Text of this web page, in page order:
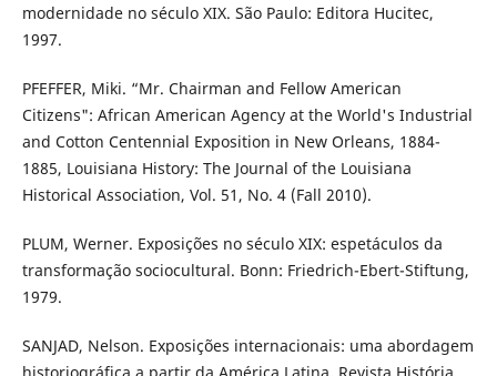
modernidade no século XIX. São Paulo: Editora Hucitec,
1997.
PFEFFER, Miki. “Mr. Chairman and Fellow American
Citizens": African American Agency at the World's Industrial
and Cotton Centennial Exposition in New Orleans, 1884-
1885, Louisiana History: The Journal of the Louisiana
Historical Association, Vol. 51, No. 4 (Fall 2010).
PLUM, Werner. Exposições no século XIX: espetáculos da
transformação sociocultural. Bonn: Friedrich-Ebert-Stiftung,
1979.
SANJAD, Nelson. Exposições internacionais: uma abordagem